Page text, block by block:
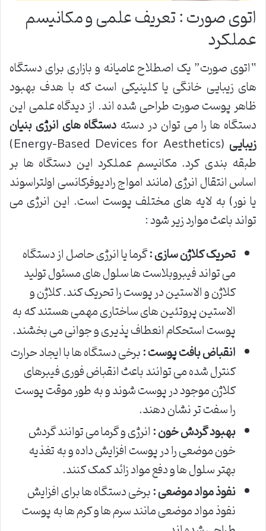
اتوی صورت : تعریف علمی و مکانیسم
عملکرد
“اتوی صورت” یک اصطلاح عامیانه و بازاری برای دستگاه
های زیبایی خانگی یا کلینیکی است که با هدف بهبود
ظاهر پوست صورت طراحی شده اند. از دیدگاه علمی این
دستگاه ها را می توان در دسته دستگاه های انرژی بنیان
زیبایی
(Energy-Based Devices for Aesthetics)
طبقه بندی کرد. مکانیسم عملکرد این دستگاه ها بر
اساس انتقال انرژی (مانند امواج رادیوفرکانسی اولتراسوند
یا نور) به لایه های مختلف پوست است. این انرژی می
تواند باعث موارد زیر شود :
تحریک کلاژن سازی :گرما یا انرژی حاصل از دستگاه
می تواند فیبروبلاست ها سلول های مسئول تولید
کلاژن و الاستین در پوست را تحریک کند. کلاژن و
الاستین پروتئین های ساختاری مهمی هستند که به
پوست استحکام انعطاف پذیری و جوانی می بخشند.
انقباض بافت پوست :برخی دستگاه ها با ایجاد حرارت
کنترل شده می توانند باعث انقباض فوری فیبرهای
کلاژن موجود در پوست شوند و به طور موقت پوست
را سفت تر نشان دهند.
بهبود گردش خون :انرژی و گرما می توانند گردش
خون موضعی را در پوست افزایش داده و به تغذیه
بهتر سلول ها و دفع مواد زائد کمک کنند.
نفوذ مواد موضعی :برخی دستگاه ها برای افزایش
نفوذ مواد موضعی مانند سرم ها و کرم ها به پوست